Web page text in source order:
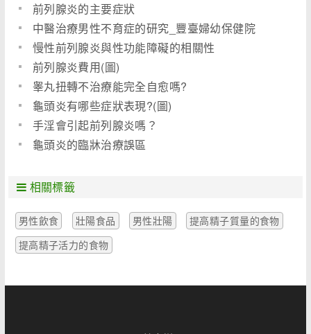
前列腺炎的主要症狀
中醫治療男性不育症的研究_豐臺婦幼保健院
慢性前列腺炎與性功能障礙的相關性
前列腺炎費用(圖)
睾丸扭轉不治療能完全自愈嗎?
龜頭炎有哪些症狀表現?(圖)
手淫會引起前列腺炎嗎？
龜頭炎的臨牀治療誤區
相關標籤
男性飲食 壯陽食品 男性壯陽
提高精子質量的食物
提高精子活力的食物